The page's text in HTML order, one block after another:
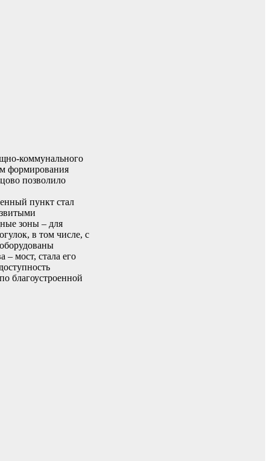
коммунального
формирования
позволило
пункт стал
зоны – для
в том числе, с
– мост, стала его
благоустроенной